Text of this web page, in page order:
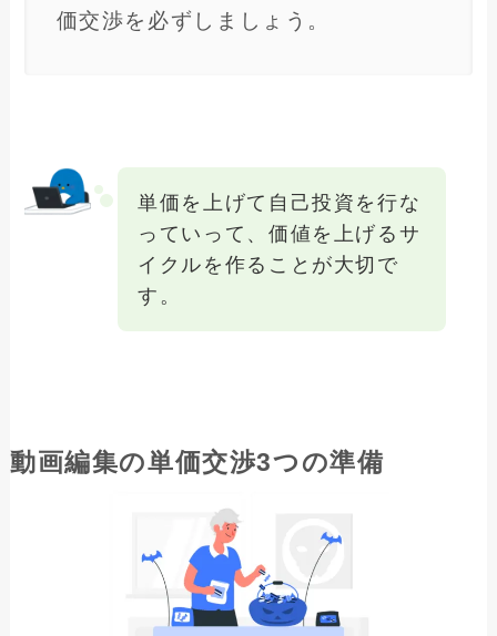
価交渉を必ずしましょう。
単価を上げて自己投資を行な
っていって、価値を上げるサ
イクルを作ることが大切で
す。
動画編集の単価交渉3つの準備